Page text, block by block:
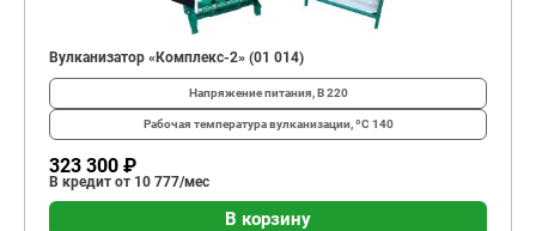
Вулканизатор «Комплекс-2» (01 014)
Напряжение питания, В220
Рабочая температура вулканизации, ºС 140
323 300 ₽
В кредит от 10 777/мес
В корзину